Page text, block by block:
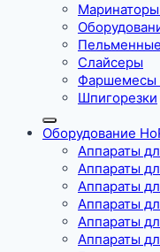
Слайсеры
Шпигорезки
Оборудование
Аппараты
Аппараты
Аппараты
Аппараты
Аппараты
Аппараты